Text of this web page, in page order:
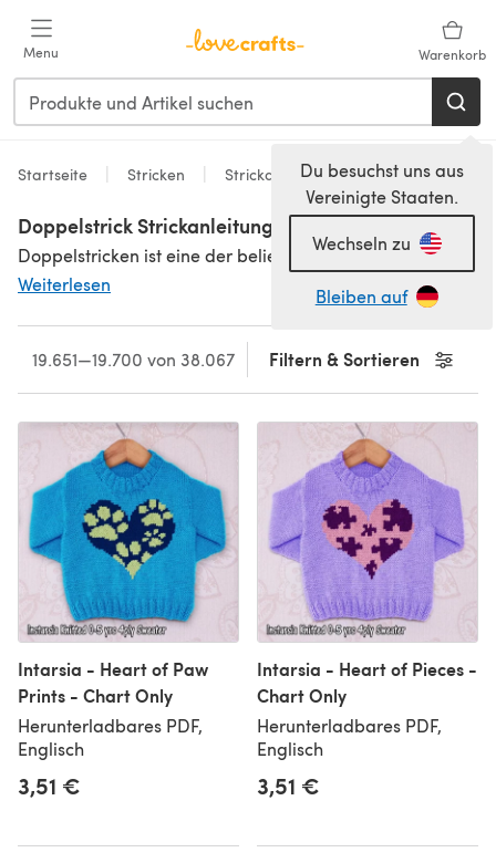
Menu Warenkorb
Du besuchst uns aus
Vereinigte Staaten.
Wechseln zu
Bleiben auf
Startseite Stricken Strickanleitungen Fadenstärke
Doppelstrick Strickanleitungen
Weiterlesen
Filtern & Sortieren
19.651—19.700 von 38.067
Intarsia - Heart of Paw
Prints - Chart Only
Herunterladbares PDF,
Englisch
3,51 €
Intarsia - Heart of Pieces -
Chart Only
Herunterladbares PDF,
Englisch
3,51 €